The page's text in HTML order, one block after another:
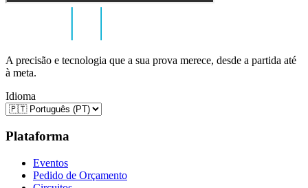
A precisão e tecnologia que a sua prova merece, desde a partida até
à meta.
Idioma
Plataforma
Eventos
Pedido de Orçamento